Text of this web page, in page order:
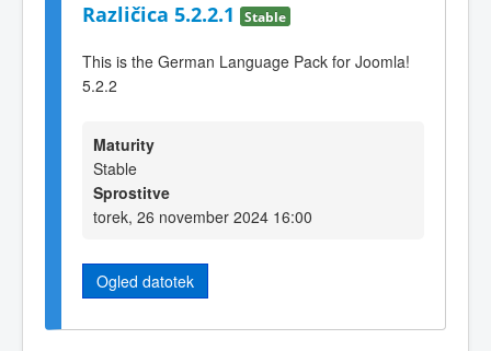
Različica 5.2.2.1 Stable
This is the German Language Pack for Joomla!
5.2.2
Maturity
Stable
Sprostitve
torek, 26 november 2024 16:00
Ogled datotek